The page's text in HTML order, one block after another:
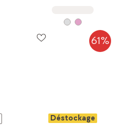
61%
Déstockage